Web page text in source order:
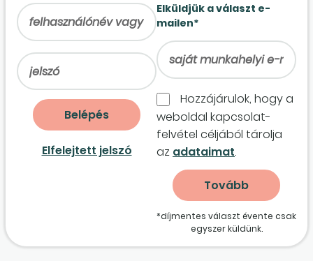
Elfelejtett jelszó
Elküldjük a választ e-
mailen*
Hozzájárulok, hogy a
weboldal kapcso­lat­
felvétel céljából tárolja
az adataimat.
*díjmentes választ évente csak
egyszer küldünk.